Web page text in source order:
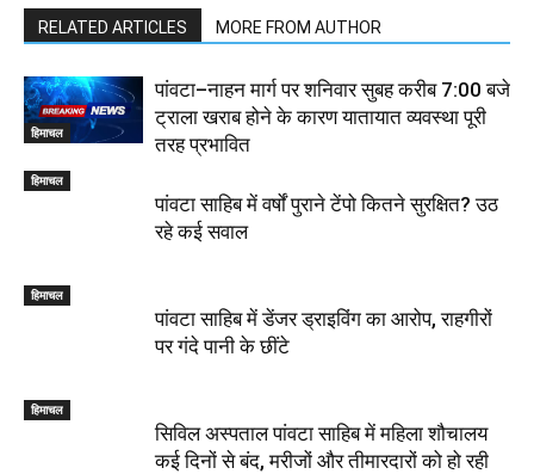
RELATED ARTICLES MORE FROM AUTHOR
हिमाचल
पांवटा–नाहन मार्ग पर शनिवार सुबह करीब 7:00 बजे
ट्राला खराब होने के कारण यातायात व्यवस्था पूरी
तरह प्रभावित
हिमाचल
पांवटा साहिब में वर्षों पुराने टेंपो कितने सुरक्षित? उठ
रहे कई सवाल
हिमाचल
पांवटा साहिब में डेंजर ड्राइविंग का आरोप, राहगीरों
पर गंदे पानी के छींटे
हिमाचल
सिविल अस्पताल पांवटा साहिब में महिला शौचालय
कई दिनों से बंद, मरीजों और तीमारदारों को हो रही